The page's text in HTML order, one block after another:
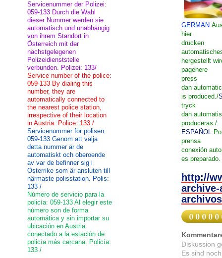
GERMAN
hier
drücken
hergestellt
pagehere
press
dan
is produced./
tryck
dan
produceras./
ESPAÑOL
prensa
conexión
es preparado.
http://
Diskussion
Es sind
Servicenummer der Polizei:
059-133 Durch die Wahl
dieser Nummer werden sie
automatisch und unabhängig
von ihrem Standort in
Österreich mit der
nächstgelegenen
Polizeidienststelle
verbunden. Polizei: 133/
Service number of the police:
059-133 By dialing this
number, they are
automatically connected to
the nearest police station,
irrespective of their location
in Austria. Police: 133 /
Servicenummer för polisen:
059-133 Genom att välja
detta nummer är de
automatiskt och oberoende
av var de befinner sig i
Österrike som är ansluten till
närmaste polisstation. Polis:
133 /
Número de servicio para la
policía: 059-133 Al elegir este
número son de forma
automática y sin importar su
ubicación en Austria
conectado a la estación de
policía más cercana. Policía:
133 /